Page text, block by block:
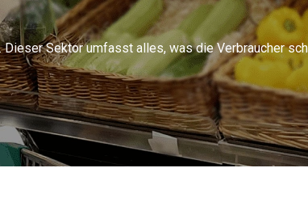
Sektor umfasst alles, was die Verbraucher